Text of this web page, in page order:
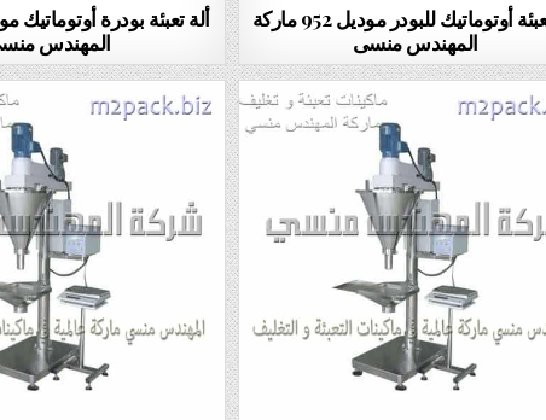
المهندس
ألة تعبئة أوتوماتيك للبودر موديل 952 ماركة
المهندس منسى